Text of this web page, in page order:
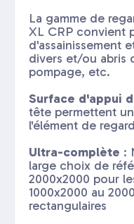
La gamme de
XL CRP convient
d'assainissement
divers et/ou abris
pompage, etc.
Surface d'appui
tête permettent
l'élément de
Ultra-complète :
large choix de
2000x2000 pour
1000x2000 au
rectangulaires